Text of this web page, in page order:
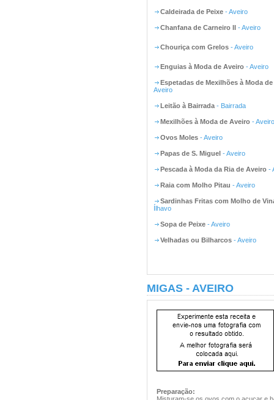
Caldeirada de Peixe - Aveiro
Chanfana de Carneiro II - Aveiro
Chouriça com Grelos - Aveiro
Enguias à Moda de Aveiro - Aveiro
Espetadas de Mexilhões à Moda
Aveiro
Leitão à Bairrada - Bairrada
Mexilhões à Moda de Aveiro - Aveiro
Ovos Moles - Aveiro
Papas de S. Miguel - Aveiro
Pescada à Moda da Ria de Aveiro -
Raia com Molho Pitau - Aveiro
Sardinhas Fritas com Molho de
Ílhavo
Sopa de Peixe - Aveiro
Velhadas ou Bilharcos - Aveiro
MIGAS - AVEIRO
Preparação: